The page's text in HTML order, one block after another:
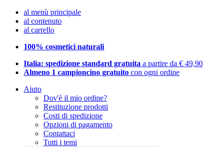
al menù principale
al contenuto
al carrello
100% cosmetici naturali
Italia: spedizione standard gratuita a partire da € 49,90
Almeno 1 campioncino gratuito con ogni ordine
Aiuto
Dov'è il mio ordine?
Restituzione prodotti
Costi di spedizione
Opzioni di pagamento
Contattaci
Tutti i temi